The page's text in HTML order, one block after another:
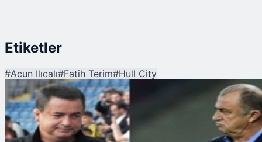
Etiketler
#Acun Ilıcalı#Fatih Terim#Hull City
Şu An Okunan